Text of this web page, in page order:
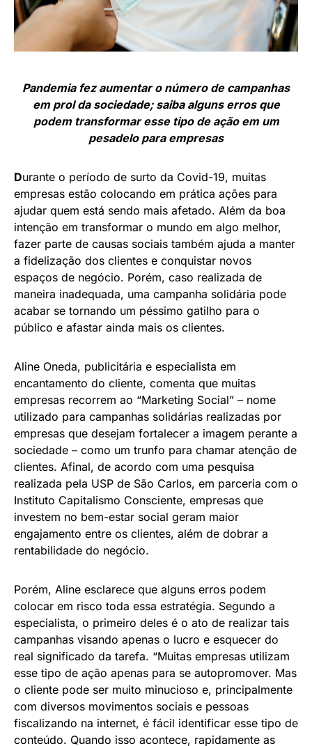
Pandemia fez aumentar o número de campanhas
em prol da sociedade; saiba alguns erros que
podem transformar esse tipo de ação em um
pesadelo para empresas
Durante o período de surto da Covid-19, muitas
empresas estão colocando em prática ações para
ajudar quem está sendo mais afetado. Além da boa
intenção em transformar o mundo em algo melhor,
fazer parte de causas sociais também ajuda a manter
a fidelização dos clientes e conquistar novos
espaços de negócio. Porém, caso realizada de
maneira inadequada, uma campanha solidária pode
acabar se tornando um péssimo gatilho para o
público e afastar ainda mais os clientes.
Aline Oneda, publicitária e especialista em
encantamento do cliente, comenta que muitas
empresas recorrem ao “Marketing Social” – nome
utilizado para campanhas solidárias realizadas por
empresas que desejam fortalecer a imagem perante a
sociedade – como um trunfo para chamar atenção de
clientes. Afinal, de acordo com uma pesquisa
realizada pela USP de São Carlos, em parceria com o
Instituto Capitalismo Consciente, empresas que
investem no bem-estar social geram maior
engajamento entre os clientes, além de dobrar a
rentabilidade do negócio.
Porém, Aline esclarece que alguns erros podem
colocar em risco toda essa estratégia. Segundo a
especialista, o primeiro deles é o ato de realizar tais
campanhas visando apenas o lucro e esquecer do
real significado da tarefa. “Muitas empresas utilizam
esse tipo de ação apenas para se autopromover. Mas
o cliente pode ser muito minucioso e, principalmente
com diversos movimentos sociais e pessoas
fiscalizando na internet, é fácil identificar esse tipo de
conteúdo. Quando isso acontece, rapidamente as